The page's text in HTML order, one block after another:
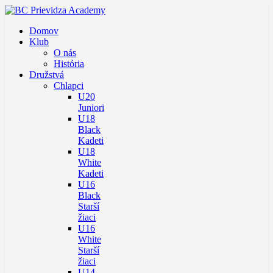
Domov
Klub
O nás
História
Družstvá
Chlapci
U20
Juniori
U18
Black
Kadeti
U18
White
Kadeti
U16
Black
Starší
žiaci
U16
White
Starší
žiaci